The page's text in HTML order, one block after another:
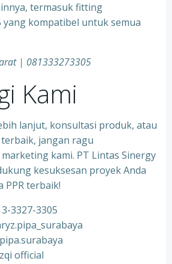
termasuk fitting
yang kompatibel untuk semua
| 081333273305
Kami
lanjut, konsultasi produk, atau
jangan ragu
kami. PT Lintas Sinergy
kesuksesan proyek Anda
PPR terbaik!
3327-3305
official